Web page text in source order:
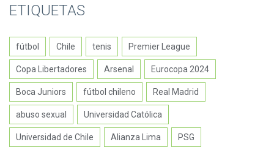
ETIQUETAS
fútbol Chile tenis Premier League
Copa Libertadores Arsenal Eurocopa 2024
Boca Juniors fútbol chileno Real Madrid
abuso sexual Universidad Católica
Universidad de Chile Alianza Lima PSG